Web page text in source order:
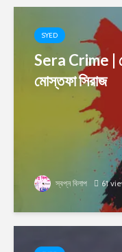
SYED
Sera Crime |
মোস্তফা সিরাজ
স্বপ্ন বিলাপ 61